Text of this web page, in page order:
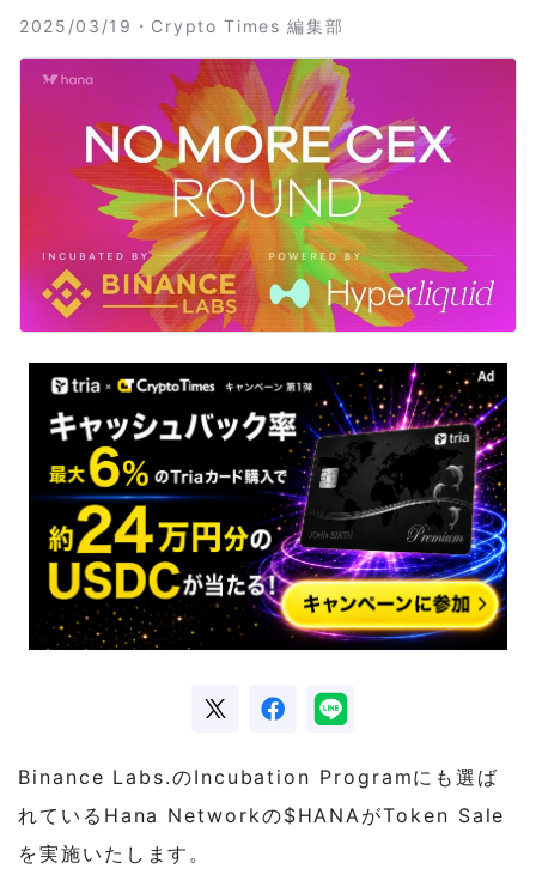
2025/03/19・ Crypto Times 編集部
Binance Labs.のIncubation Programにも選ば
れているHana Networkの$HANAがToken Sale
を実施いたします。